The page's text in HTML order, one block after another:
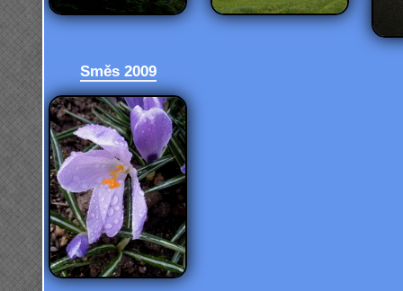
Směs 2009